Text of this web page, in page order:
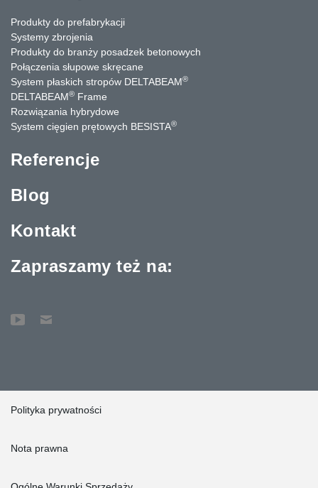
Produkty do prefabrykacji
Systemy zbrojenia
Produkty do branży posadzek betonowych
Połączenia słupowe skręcane
System płaskich stropów DELTABEAM®
DELTABEAM® Frame
Rozwiązania hybrydowe
System cięgien prętowych BESISTA®
Referencje
Blog
Kontakt
Zapraszamy też na:
Polityka prywatności
Nota prawna